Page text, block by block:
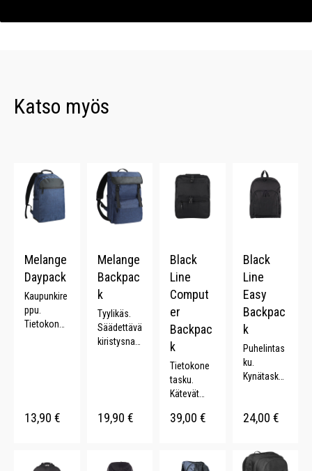
Katso myös
Melange
Daypack
Kaupunkire
ppu.
Tietokonet
selkämys.
13,90 €
Melange
Backpac
k
Tyylikäs.
Säädettävä
kiristysnau
Pehmustet
tu
19,90 €
Black
Line
Comput
er
Backpac
k
Tietokone
tasku.
Kätevät
Piilotettava
at. 24 L.
39,00 €
Black
Line
Easy
Backpac
k
Puhelintas
ku.
Kynätasku.
24,00 €